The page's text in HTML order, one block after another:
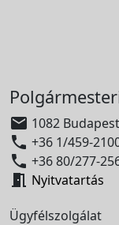
 1082
 +36 1/459-
 +36 80/277-
 Nyitvatartás
Ügyfélszolgálat